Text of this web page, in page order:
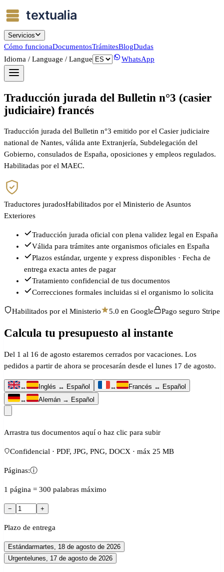
Servicios
Cómo funcionaDocumentosTrámitesBlogDudas
Idioma / Language / Langue
WhatsApp
Traducción jurada del Bulletin n°3 (casier
judiciaire) francés
Traducción jurada del Bulletin n°3 emitido por el Casier judiciaire
national de Nantes, válida ante Extranjería, Subdelegación del
Gobierno, consulados de España, oposiciones y empleos regulados.
Habilitadas por el MAEC.
Traductores juradosHabilitados por el Ministerio de Asuntos
Exteriores
Traducción jurada oficial con plena validez legal en España
Válida para trámites ante organismos oficiales en España
Plazos estándar, urgente y express disponibles · Fecha de
entrega exacta antes de pagar
Tratamiento confidencial de tus documentos
Correcciones formales incluidas si el organismo lo solicita
Habilitados por el Ministerio 5.0 en Google Pago seguro Stripe
Calcula tu presupuesto al instante
Del 1 al 16 de agosto estaremos cerrados por vacaciones. Los
pedidos a partir de ahora se procesarán desde el lunes 17 de agosto.
↔ Inglés ↔ Español ↔
Francés ↔ Español
↔
Alemán → Español
Arrastra tus documentos aquí o haz clic para subir
Confidencial · PDF, JPG, PNG, DOCX · máx 25 MB
Páginas:ⓘ
1 página = 300 palabras máximo
− +
Plazo de entrega
Estándarmartes, 18 de agosto de 2026
Urgentelunes, 17 de agosto de 2026